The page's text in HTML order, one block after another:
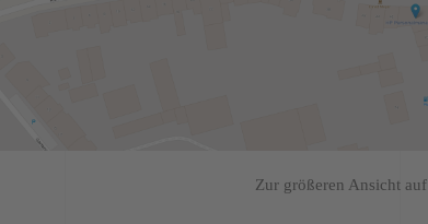
Zur größeren Ansicht auf